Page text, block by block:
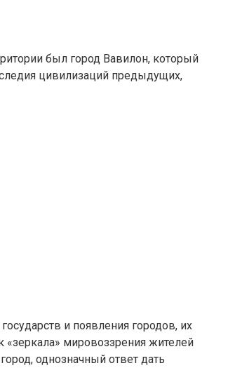
был город Вавилон, который
цивилизаций предыдущих,
и появления городов, их
мировоззрения жителей
однозначный ответ дать